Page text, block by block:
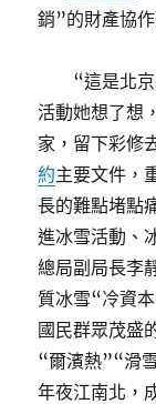
銷”的財產協作
“這是北
活動她想了想
家，留下彩修
約主要文件，
長的難點堵點
進冰雪活動、
總局副局長李
質冰雪“冷資
國民群眾茂盛
“爾濱熱”“滑
年夜江南北，